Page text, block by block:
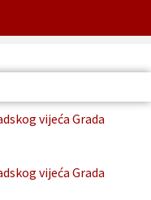
vijeća Grada
vijeća Grada